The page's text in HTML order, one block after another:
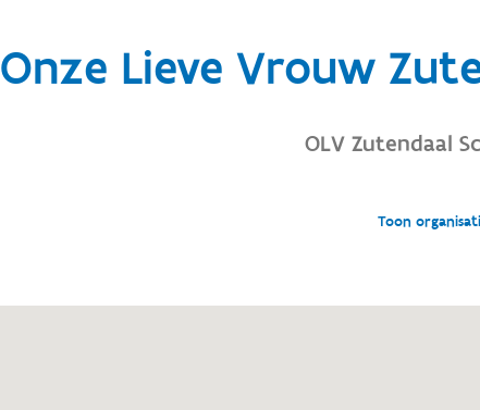
Onze Lieve Vrouw
OLV Zutendaal
Toon